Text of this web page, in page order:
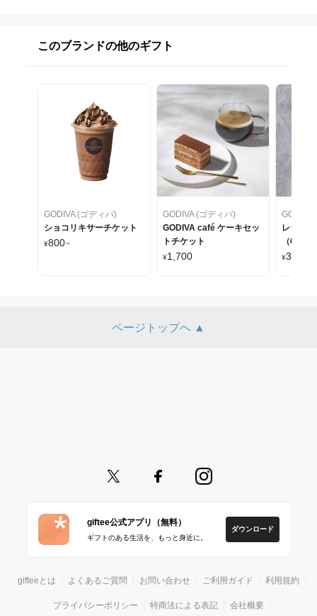
このブランドの他のギフト
GODIVA (ゴディバ)
ショコリキサーチケット
¥800~
GODIVA (ゴディバ)
GODIVA café ケーキセッ
トチケット
¥1,700
GODIVA
レジェ
（6粒入
¥3,564
ページトップへ ▲
giftee公式アプリ（無料）
ギフトのある生活を、もっと身近に。
ダウンロード
gifteeとは よくあるご質問 お問い合わせ ご利用ガイド 利用規約
プライバシーポリシー 特商法による表記 会社概要